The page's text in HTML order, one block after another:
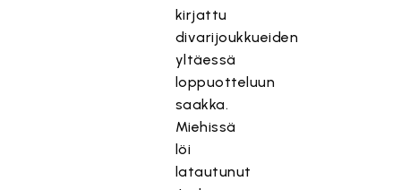
kirjattu
divarijoukkueiden
yltäessä
loppuotteluun
saakka.
Miehissä
löi
latautunut